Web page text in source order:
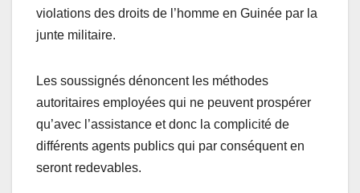
violations des droits de l’homme en Guinée par la
junte militaire.
Les soussignés dénoncent les méthodes
autoritaires employées qui ne peuvent prospérer
qu’avec l’assistance et donc la complicité de
différents agents publics qui par conséquent en
seront redevables.